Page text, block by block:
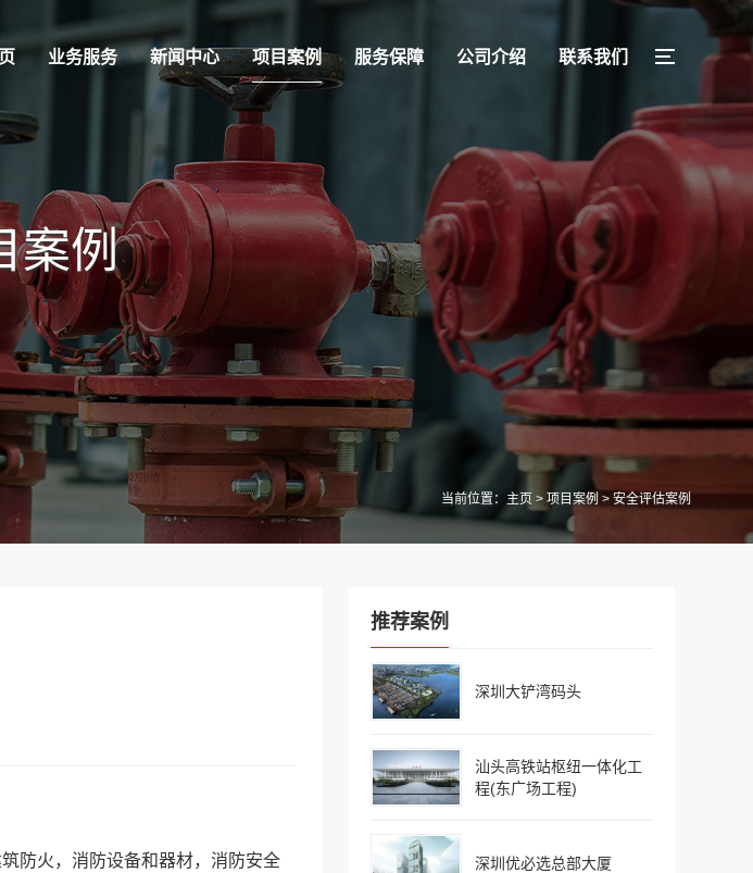
业务服务 新闻中心 项目案例 服务保障 公司介绍 联系我们
案例
当前位置： 主页 > 项目案例 > 安全评估案例
推荐案例
深圳大铲湾码头
汕头高铁站枢纽一体化工
程(东广场工程)
深圳优必选总部大厦
防火，消防设备和器材，消防安全